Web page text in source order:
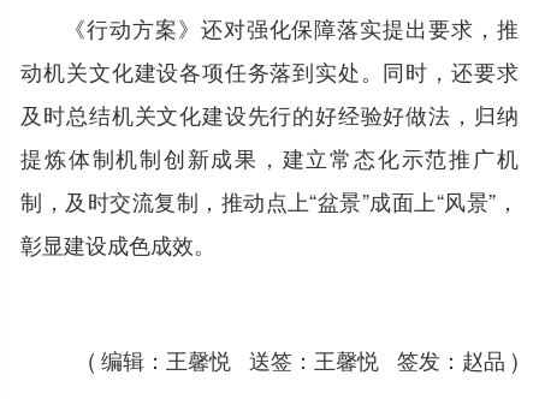
《行动方案》还对强化保障落实提出要求，推
动机关文化建设各项任务落到实处。同时，还要求
及时总结机关文化建设先行的好经验好做法，归纳
提炼体制机制创新成果，建立常态化示范推广机
制，及时交流复制，推动点上“盆景”成面上“风景”，
彰显建设成色成效。
( 编辑：王馨悦 送签：王馨悦 签发：赵品 )